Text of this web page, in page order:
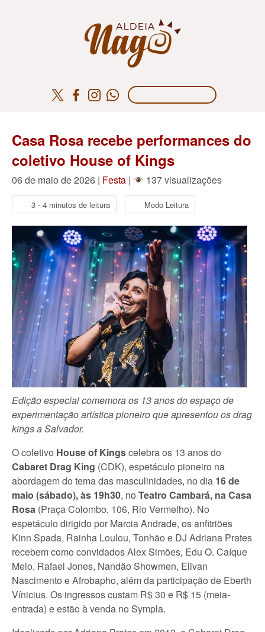
Casa Rosa recebe performances do
coletivo House of Kings
06 de maio de 2026 | Festa | 137 visualizações
3 - 4 minutos de leitura Modo Leitura
Edição especial comemora os 13 anos do espaço de
experimentação artística pioneiro que apresentou os drag
kings a Salvador.
O coletivo House of Kingscelebra os 13 anos do
Cabaret Drag King (CDK), espetáculo pioneiro na
abordagem do tema das masculinidades, no dia 16 de
maio (sábado), às 19h30, no Teatro Cambará, na Casa
Rosa (Praça Colombo, 106, Rio Vermelho). No
espetáculo dirigido por Marcia Andrade, os anfitriões
Kinn Spada, Rainha Loulou, Tonhão e DJ Adriana Prates
recebem como convidados Alex Simões, Edu O. Caíque
Melo, Rafael Jones, Nandão Showmen, Elivan
Nascimento e Afrobapho, além da participação de Eberth
Vínicius. Os ingressos custam R$ 30 e R$ 15 (meia-
entrada) e estão à venda no Sympla.